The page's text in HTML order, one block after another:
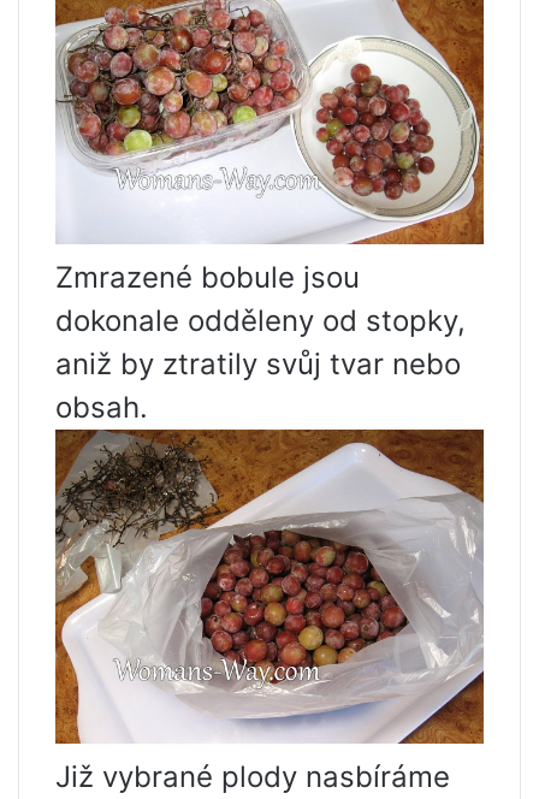
Zmrazené bobule jsou
dokonale odděleny od stopky,
aniž by ztratily svůj tvar nebo
obsah.
Již vybrané plody nasbíráme